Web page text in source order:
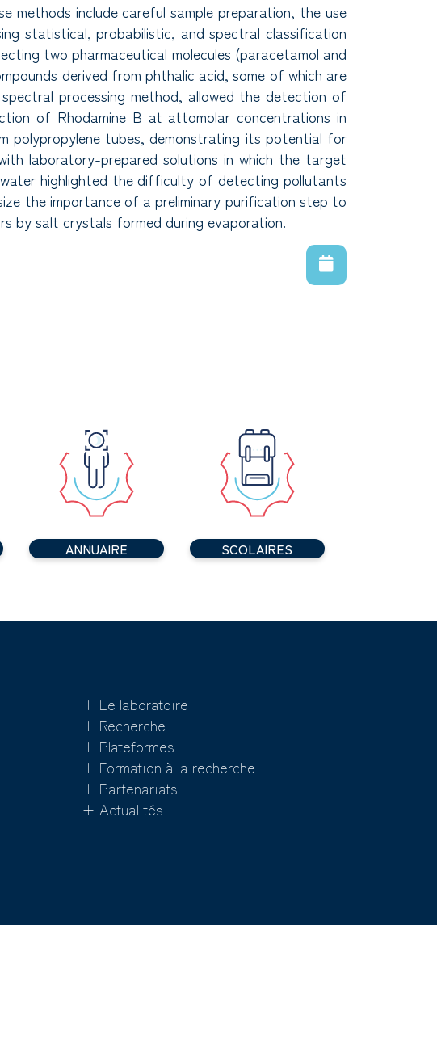
methods include careful sample preparation, the use
statistical, probabilistic, and spectral classification
two pharmaceutical molecules (paracetamol and
derived from phthalic acid, some of which are
processing method, allowed the detection of
of Rhodamine B at attomolar concentrations in
polypropylene tubes, demonstrating its potential for
laboratory-prepared solutions in which the target
highlighted the difficulty of detecting pollutants
the importance of a preliminary purification step to
by salt crystals formed during evaporation.
ANNUAIRE SCOLAIRES
+ Le laboratoire
+ Recherche
+ Plateformes
+ Formation à la recherche
+ Partenariats
+ Actualités